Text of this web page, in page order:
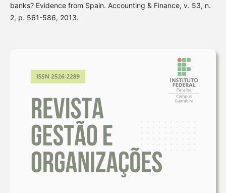
banks? Evidence from Spain. Accounting & Finance, v. 53, n.
2, p. 561-586, 2013.